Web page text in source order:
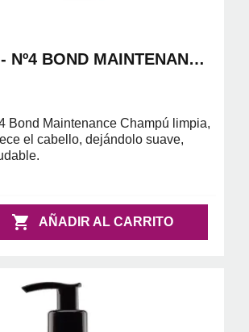
Nº4 BOND MAINTENANCE
Bond Maintenance Champú limpia,
el cabello, dejándolo suave,
 AÑADIR AL CARRITO